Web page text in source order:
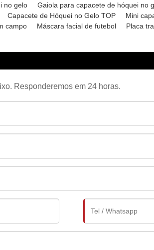
no gelo Gaiola para capacete de hóquei no
Capacete de Hóquei no Gelo TOP
Mini
campo Máscara facial de futebol Placa
Responderemos em 24 horas.